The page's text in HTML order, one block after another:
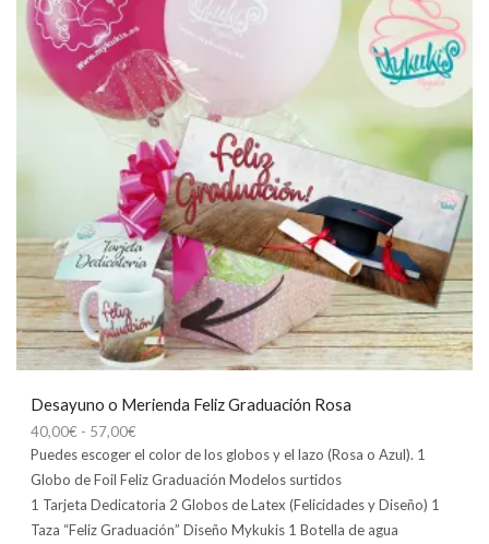
Desayuno o Merienda Feliz Graduación Rosa
40,00€ - 57,00€
de
precios:
40,00€
hasta
Puedes escoger el color de los globos y el lazo (Rosa o Azul). 1
Globo de Foil Feliz Graduación Modelos surtidos
1 Tarjeta Dedicatoria 2 Globos de Latex (Felicidades y Diseño) 1
Taza “Feliz Graduación” Diseño Mykukis 1 Botella de agua